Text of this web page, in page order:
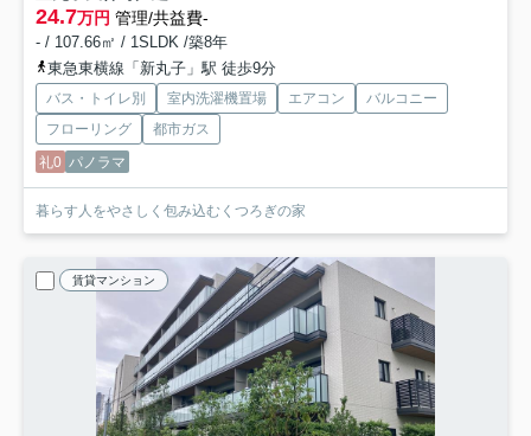
24.7万円 管理/共益費-
- / 107.66㎡ / 1SLDK /築8年
東急東横線「新丸子」駅 徒歩9分
バス・トイレ別 室内洗濯機置場 エアコン
バルコニー
フローリング
都市ガス
礼0 パノラマ
暮らす人をやさしく包み込むくつろぎの家
賃貸マンション